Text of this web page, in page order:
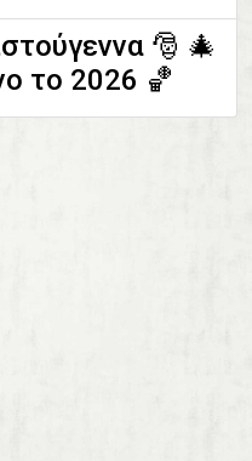
🎅 🎄
το 2026 🏀